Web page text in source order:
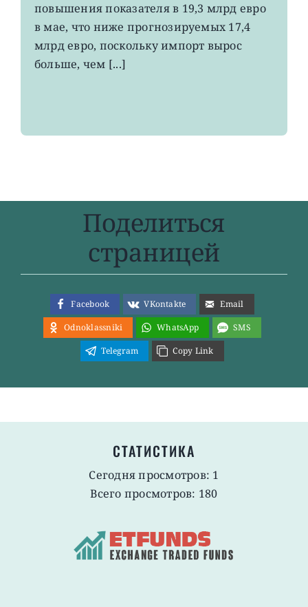
4-
летнего
повышения показателя в 19,3 млрд евро
в мае, что ниже прогнозируемых 17,4
млрд евро, поскольку импорт вырос
больше, чем [...]
Поделиться
страницей
Facebook VKontakte
Email
Odnoklassniki
WhatsApp
SMS
Telegram
Copy Link
СТАТИСТИКА
Сегодня просмотров: 1
Всего просмотров: 180